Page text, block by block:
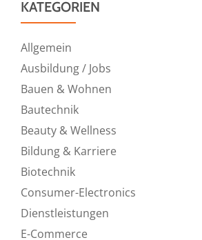
KATEGORIEN
Allgemein
Ausbildung / Jobs
Bauen & Wohnen
Bautechnik
Beauty & Wellness
Bildung & Karriere
Biotechnik
Consumer-Electronics
Dienstleistungen
E-Commerce